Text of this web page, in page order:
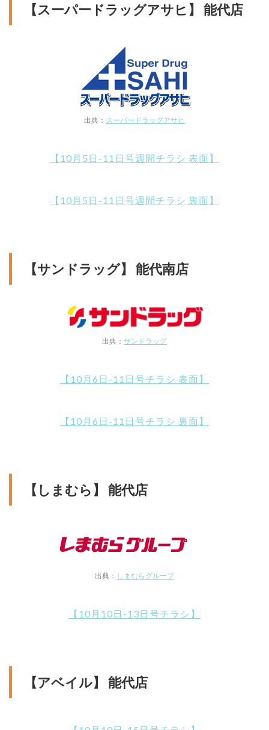
【スーパードラッグアサヒ】 能代店
出典： スーパードラッグアサヒ
【10月5日-11日号週間チラシ 表面】
【10月5日-11日号週間チラシ 裏面】
【サンドラッグ】 能代南店
出典： サンドラッグ
【10月6日-11日号チラシ 表面】
【10月6日-11日号チラシ 裏面】
【しまむら】 能代店
出典： しまむらグループ
【10月10日-13日号チラシ】
【アベイル】 能代店